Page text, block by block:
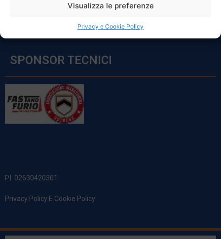
Visualizza le preferenze
Privacy e Cookie Policy
Sabato: 8:00 – 12:00
SPONSOR TECNICI
P.I. 02630420301
Privacy Policy E Cookie Policy